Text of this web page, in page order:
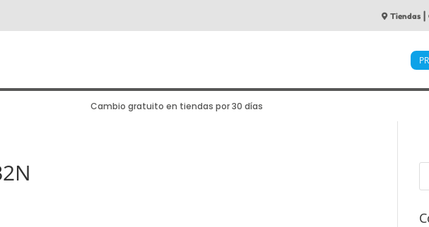
Tiendas|
Cambio gratuito en tiendas por 30 días